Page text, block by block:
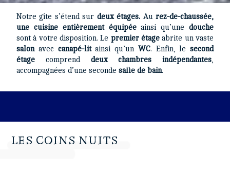
Notre gîte s’étend sur deux étages. Aurez-de-chaussée,
une cuisine entièrement équipéeainsi qu’une douche
sont à votre disposition. Le premier étage abrite un vaste
salonavec canapé-litainsi qu’un WC. Enfin, le second
étage comprend deux chambres indépendantes
accompagnées d’une seconde salle de bain.
LES COINS NUITS